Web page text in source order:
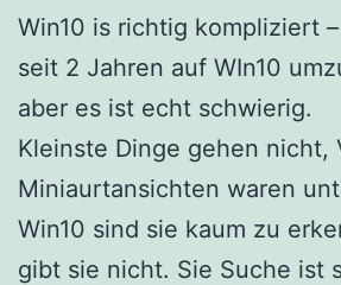
Win10 is richtig kompliziert
seit 2 Jahren auf WIn10
aber es ist echt schwierig.
Kleinste Dinge gehen nicht,
Miniaurtansichten waren
Win10 sind sie kaum zu
gibt sie nicht. Sie Suche ist